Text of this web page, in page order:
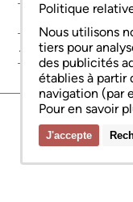
NOUVELLE
À PROPOS DE NOUS
©
aiCat 2736 Avis juridique
Politique
Nous utilisons
tiers pour
des publicités
établies à partir
navigation (par
Pour en savoir
J'accepte